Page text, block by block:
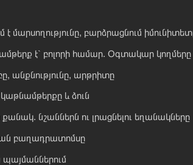
բարձրացնում
է` բոլորի համար. Օգտակար կողմերը
անքնությունը, արթրիտը
և ձուն
նշաններն ու լրացնելու եղանակները
բաղադրատոմսը